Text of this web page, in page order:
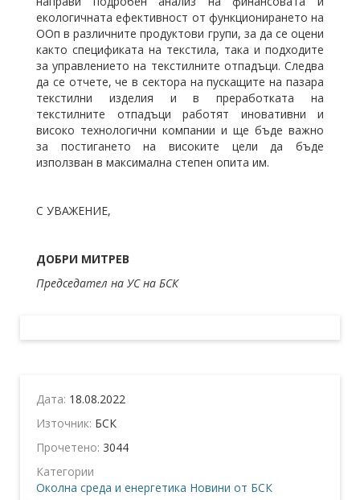
екологичната ефективност от функционирането на
ООп в различните продуктови групи, за да се оцени
както спецификата на текстила, така и подходите
за управлението на текстилните отпадъци. Следва
да се отчете, че в сектора на пускащите на пазара
текстилни изделия и в преработката на
текстилните отпадъци работят иновативни и
високо технологични компании и ще бъде важно
за постигането на високите цели да бъде
използван в максимална степен опита им.
С УВАЖЕНИЕ,
ДОБРИ МИТРЕВ
Председател на УС на БСК
Дата: 18.08.2022
Източник: БСК
Прочетено: 3044
Категории
Околна среда и енергетика Новини от БСК